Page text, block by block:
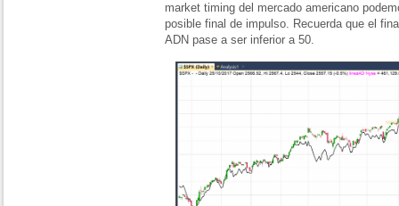
market timing del mercado americano
posible final de impulso. Recuerda que el
ADN pase a ser inferior a 50.